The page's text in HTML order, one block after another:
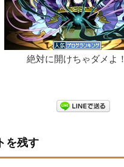
絶対に開けちゃダメよ！
を残す